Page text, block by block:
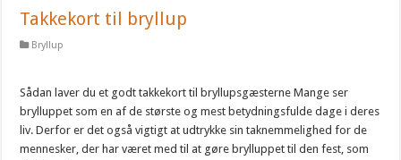
Takkekort til bryllup
Bryllup
Sådan laver du et godt takkekort til bryllupsgæsterne Mange ser
brylluppet som en af de største og mest betydningsfulde dage i deres
liv. Derfor er det også vigtigt at udtrykke sin taknemmelighed for de
mennesker, der har været med til at gøre brylluppet til den fest, som